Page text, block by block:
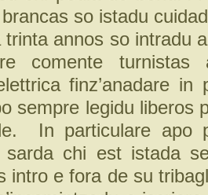
so istadu
annos so intradu
comente turnistas
finz’anadare in
sempre legidu liberos
In particulare apo
chi est istada
intro e fora de su